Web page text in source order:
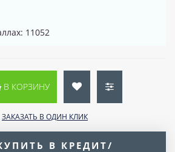
11052
В КОРЗИНУ
ЗАКАЗАТЬ В ОДИН КЛИК
В КРЕДИТ/